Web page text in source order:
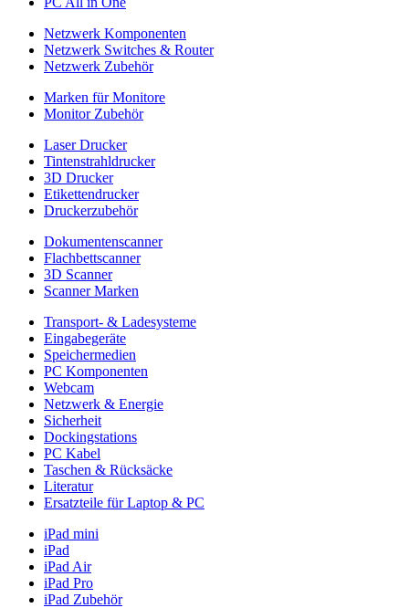
Netzwerk Komponenten
Netzwerk Switches & Router
Netzwerk Zubehör
Marken für Monitore
Monitor Zubehör
Laser Drucker
Tintenstrahldrucker
3D Drucker
Etikettendrucker
Druckerzubehör
Dokumentenscanner
Flachbettscanner
3D Scanner
Scanner Marken
Transport- & Ladesysteme
Eingabegeräte
Speichermedien
PC Komponenten
Webcam
Netzwerk & Energie
Sicherheit
Dockingstations
PC Kabel
Taschen & Rücksäcke
Literatur
Ersatzteile für Laptop & PC
iPad mini
iPad
iPad Air
iPad Pro
iPad Zubehör